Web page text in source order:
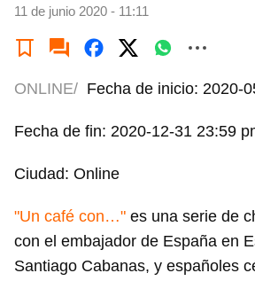
11 de junio 2020 - 11:11
ONLINE/ Fecha de inicio: 2020-
Fecha de fin: 2020-12-31 23:59
Ciudad: Online
"Un café con…" es una serie de
con el embajador de España en
Santiago Cabanas, y españoles